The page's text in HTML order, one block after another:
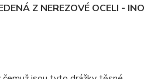
Z NEREZOVÉ OCELI -